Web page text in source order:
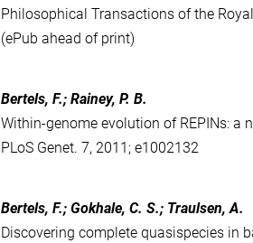
Philosophical Transactions of the
(ePub ahead of print)
Bertels, F.; Rainey, P. B.
Within-genome evolution of REPINs: a
PLoS Genet. 7, 2011; e1002132
Bertels, F.; Gokhale, C. S.; Traulsen, A.
Discovering complete quasispecies in